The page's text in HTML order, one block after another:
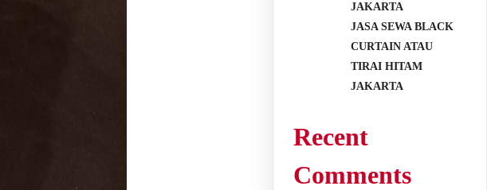
JAKARTA
JASA SEWA BLACK
CURTAIN ATAU
TIRAI HITAM
JAKARTA
Recent
Comments